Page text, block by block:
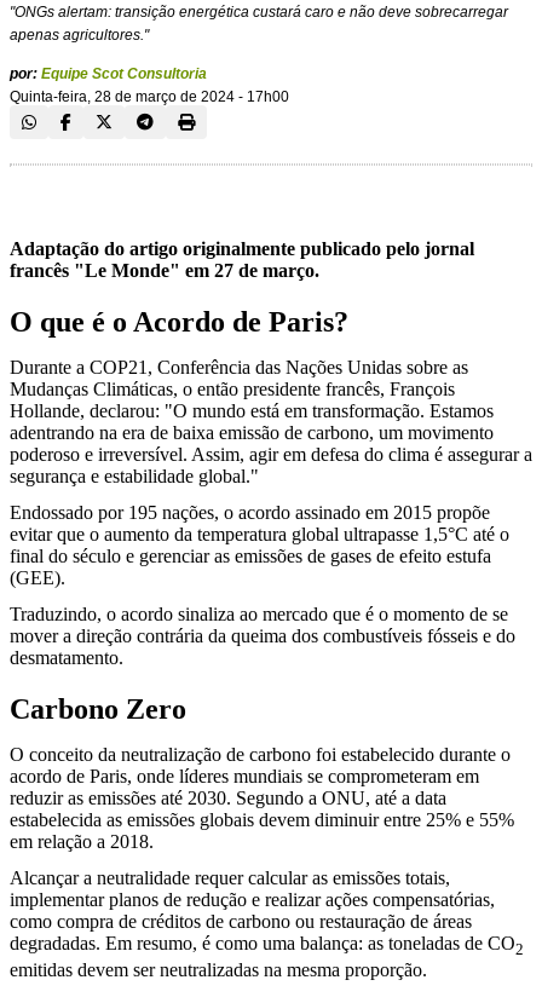
"ONGs alertam: transição energética custará caro e não deve sobrecarregar
apenas agricultores."
por: Equipe Scot Consultoria
Quinta-feira, 28 de março de 2024 - 17h00
Adaptação do artigo originalmente publicado pelo jornal
francês "Le Monde" em 27 de março.
O que é o Acordo de Paris?
Durante a COP21, Conferência das Nações Unidas sobre as
Mudanças Climáticas, o então presidente francês, François
Hollande, declarou: "O mundo está em transformação. Estamos
adentrando na era de baixa emissão de carbono, um movimento
poderoso e irreversível. Assim, agir em defesa do clima é assegurar a
segurança e estabilidade global."
Endossado por 195 nações, o acordo assinado em 2015 propõe
evitar que o aumento da temperatura global ultrapasse 1,5°C até o
final do século e gerenciar as emissões de gases de efeito estufa
(GEE).
Traduzindo, o acordo sinaliza ao mercado que é o momento de se
mover a direção contrária da queima dos combustíveis fósseis e do
desmatamento.
Carbono Zero
O conceito da neutralização de carbono foi estabelecido durante o
acordo de Paris, onde líderes mundiais se comprometeram em
reduzir as emissões até 2030. Segundo a ONU, até a data
estabelecida as emissões globais devem diminuir entre 25% e 55%
em relação a 2018.
Alcançar a neutralidade requer calcular as emissões totais,
implementar planos de redução e realizar ações compensatórias,
como compra de créditos de carbono ou restauração de áreas
degradadas. Em resumo, é como uma balança: as toneladas de CO2
emitidas devem ser neutralizadas na mesma proporção.